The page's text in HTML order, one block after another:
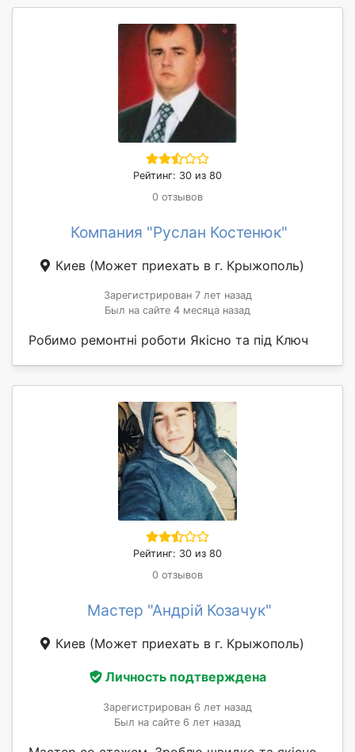
Рейтинг: 30 из 80
0 отзывов
Компания "Руслан Костенюк"
Киев (Может приехать в г. Крыжополь)
Зарегистрирован 7 лет назад
Был на сайте 4 месяца назад
Робимо ремонтні роботи Якісно та під Ключ
Рейтинг: 30 из 80
0 отзывов
Мастер "Андрій Козачук"
Киев (Может приехать в г. Крыжополь)
Личность подтверждена
Зарегистрирован 6 лет назад
Был на сайте 6 лет назад